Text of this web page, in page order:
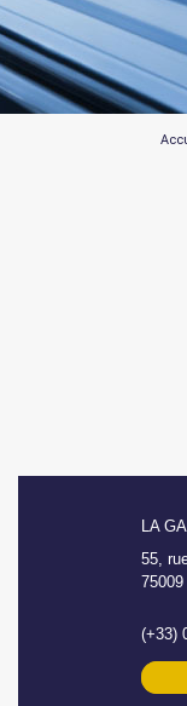
LA
55,
(+33)